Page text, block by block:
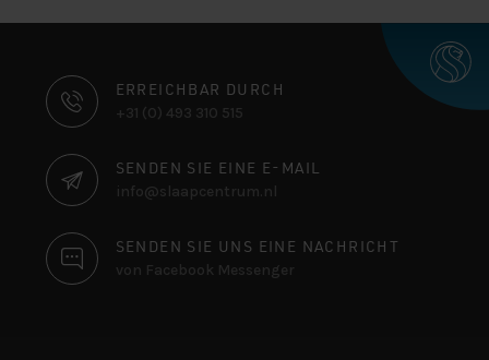
KONTAKTINFORMATIONEN
ERREICHBAR DURCH
+31 (0) 493 310 515
SENDEN SIE EINE E-MAIL
info@slaapcentrum.nl
SENDEN SIE UNS EINE NACHRICHT
von Facebook Messenger